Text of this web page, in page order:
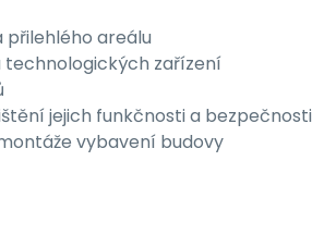
areálu
zařízení
jejich funkčnosti a bezpečnosti
vybavení budovy